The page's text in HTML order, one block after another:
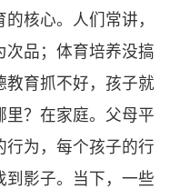
核心。人们常讲，
次品；体育培养没搞
教育抓不好，孩子就
里？在家庭。父母平
行为，每个孩子的行
到影子。当下，一些